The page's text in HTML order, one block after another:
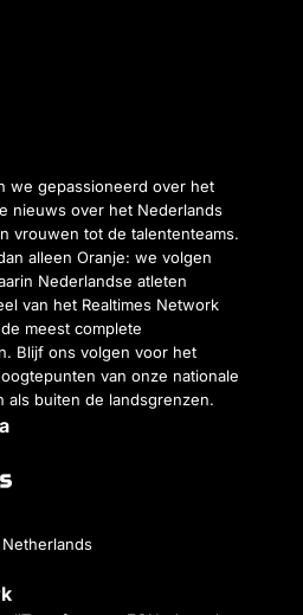
we gepassioneerd over het
nieuws over het Nederlands
vrouwen tot de talententeams.
alleen Oranje: we volgen
Nederlandse atleten
van het Realtimes Network
meest complete
Blijf ons volgen voor het
van onze nationale
als buiten de landsgrenzen.